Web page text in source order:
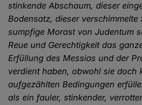
stinkende Abschaum, dieser
Bodensatz, dieser verschimmelte
sumpfige Morast von Judentum
Reue und Gerechtigkeit das
Erfüllung des Messias und der
verdient haben, obwohl sie doch
aufgezählten Bedingungen
als ein fauler, stinkender,